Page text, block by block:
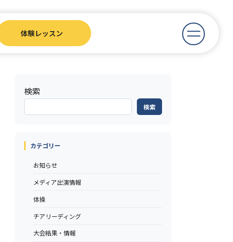
体験レッスン
検索
検索
カテゴリー
お知らせ
メディア出演情報
体操
チアリーディング
大会結果・情報